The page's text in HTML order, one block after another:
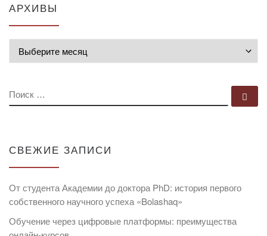
АРХИВЫ
ПОИСК
СВЕЖИЕ ЗАПИСИ
От студента Академии до доктора PhD: история первого
собственного научного успеха «Bolashaq»
Обучение через цифровые платформы: преимущества